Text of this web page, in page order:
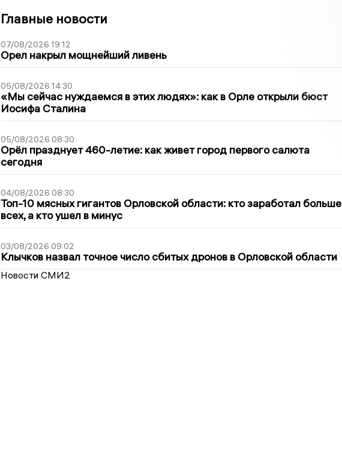
Главные новости
07/08/2026 19:12
Орел накрыл мощнейший ливень
05/08/2026 14:30
«Мы сейчас нуждаемся в этих людях»: как в Орле открыли бюст
Иосифа Сталина
05/08/2026 08:30
Орёл празднует 460-летие: как живет город первого салюта
сегодня
04/08/2026 08:30
Топ-10 мясных гигантов Орловской области: кто заработал больше
всех, а кто ушел в минус
03/08/2026 09:02
Клычков назвал точное число сбитых дронов в Орловской области
Новости СМИ2